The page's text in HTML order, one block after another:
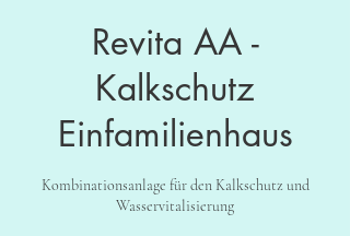
Revita AA -
Kalkschutz
Einfamilienhaus
Kombinationsanlage für den Kalkschutz und
Wasservitalisierung